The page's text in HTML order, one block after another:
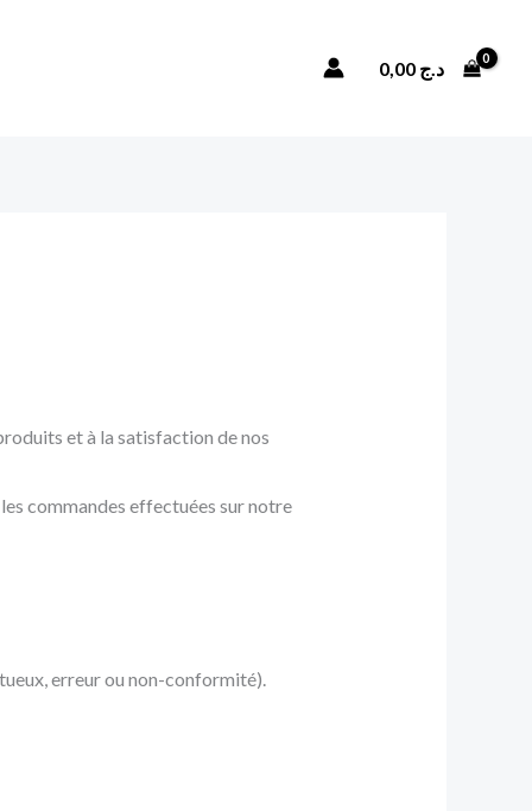
Rechercher د.ج 0,00
et à la satisfaction de nos
commandes effectuées sur notre
erreur ou non-conformité).